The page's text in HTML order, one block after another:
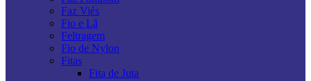
Faz Viés
Fio e Lã
Feltragem
Fio de Nylon
Fitas
Fita de Juta